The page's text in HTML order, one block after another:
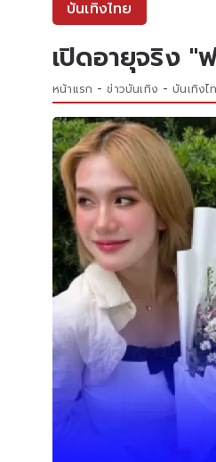
บันเทิงไทย
เปิดอายุจริง "
หน้าแรก ข่าวบันเทิง บันเทิงไ